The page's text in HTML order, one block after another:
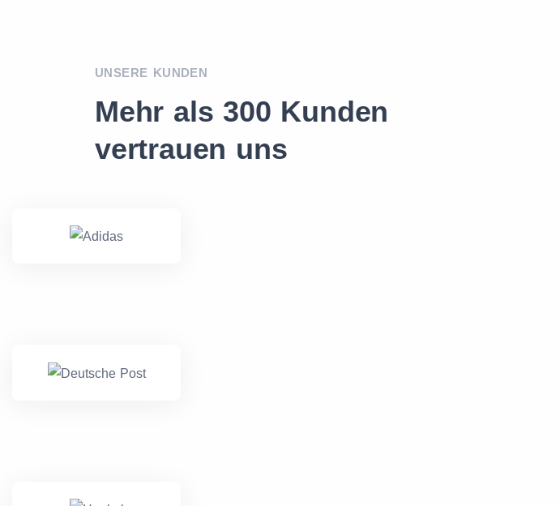
UNSERE KUNDEN
Mehr als 300 Kunden
vertrauen uns